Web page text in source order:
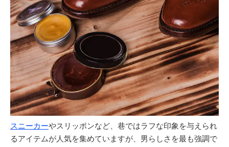
スニーカーやスリッポンなど、巷ではラフな印象を与えられ
るアイテムが人気を集めていますが、男らしさを最も強調で